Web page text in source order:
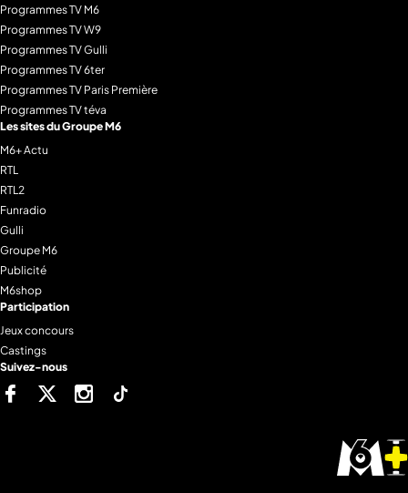
Programmes TV M6
Programmes TV W9
Programmes TV Gulli
Programmes TV 6ter
Programmes TV Paris Première
Programmes TV téva
Les sites du Groupe M6
M6+ Actu
RTL
RTL2
Funradio
Gulli
Groupe M6
Publicité
M6shop
Participation
Jeux concours
Castings
Suivez-nous
FacebookTwitter Instagram